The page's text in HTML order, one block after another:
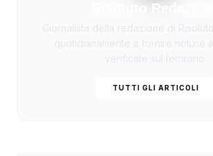
Risoluto Redazione
TUTTI GLI ARTICOLI